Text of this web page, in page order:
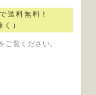
送料無料！
く）
ご覧ください。